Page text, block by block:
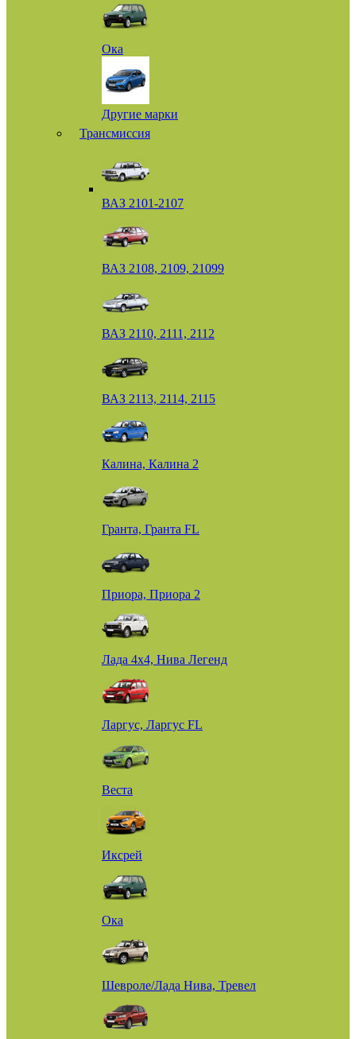
Ока
Другие марки
Трансмиссия
ВАЗ 2101-2107
ВАЗ 2108, 2109, 21099
ВАЗ 2110, 2111, 2112
ВАЗ 2113, 2114, 2115
Калина, Калина 2
Гранта, Гранта FL
Приора, Приора 2
Лада 4х4, Нива Легенд
Ларгус, Ларгус FL
Веста
Иксрей
Ока
Шевроле/Лада Нива, Тревел